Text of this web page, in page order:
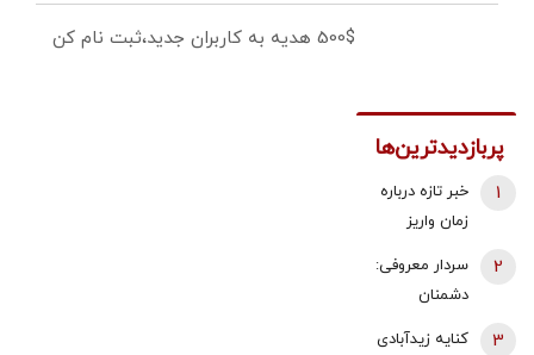
500$ هدیه به کاربران جدید،ثبت نام کن
پربازدیدترین‌ها
خبر تازه درباره
زمان واریز
فروردین و
اردیبهشت
بازنشستگان
1
سردار معروفی:
دشمنان
2
کنایه زیدآبادی 3